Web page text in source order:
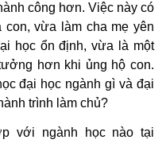
công hơn. Việc này có
vừa làm cha mẹ yên
học ổn định, vừa là một
hơn khi ủng hộ con.
đại học ngành gì và đại
trình làm chủ?
với ngành học nào tại